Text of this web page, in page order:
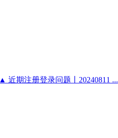
▲ 近期注册登录问题丨20240811 ...